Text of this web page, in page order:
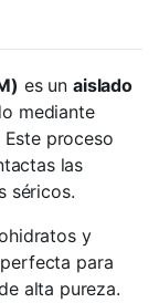
es un aislado
mediante
proceso
las
séricos.
y
para
alta pureza.